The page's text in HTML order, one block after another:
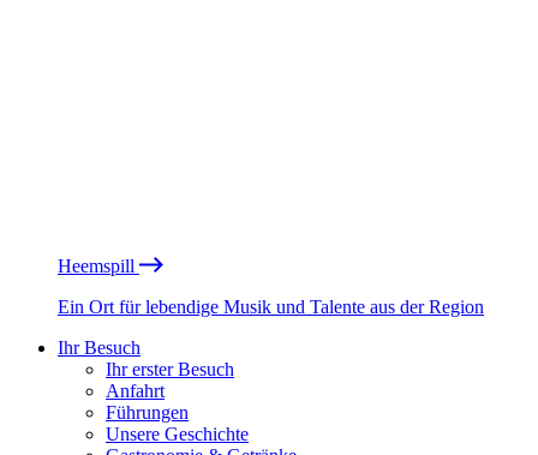
Heemspill
Ein Ort für lebendige Musik und Talente aus der Region
Ihr Besuch
Ihr erster Besuch
Anfahrt
Führungen
Unsere Geschichte